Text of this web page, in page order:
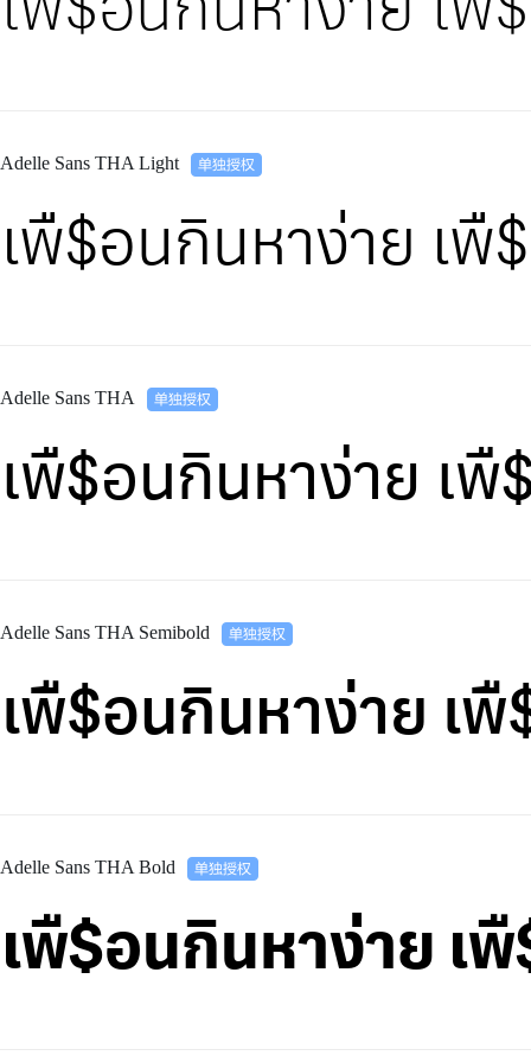
เพื$อนกินหาง่าย เพื
Adelle Sans THA Light
เพื$อนกินหาง่าย เพื
Adelle Sans THA
เพื$อนกินหาง่าย เพื
Adelle Sans THA Semibold
เพื$อนกินหาง่าย เ
Adelle Sans THA Bold
เพื$อนกินหาง่าย เ